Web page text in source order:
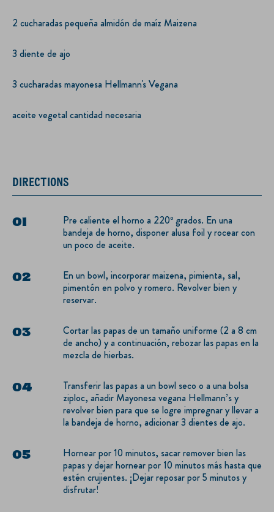
2 cucharadas pequeña almidón de maíz Maizena
3 diente de ajo
3 cucharadas mayonesa Hellmann's Vegana
aceite vegetal cantidad necesaria
DIRECTIONS
Pre caliente el horno a 220º grados. En una
bandeja de horno, disponer alusa foil y rocear con
un poco de aceite.
En un bowl, incorporar maizena, pimienta, sal,
pimentón en polvo y romero. Revolver bien y
reservar.
Cortar las papas de un tamaño uniforme (2 a 8 cm
de ancho) y a continuación, rebozar las papas en la
mezcla de hierbas.
Transferir las papas a un bowl seco o a una bolsa
ziploc, añadir Mayonesa vegana Hellmann’s y
revolver bien para que se logre impregnar y llevar a
la bandeja de horno, adicionar 3 dientes de ajo.
Hornear por 10 minutos, sacar remover bien las
papas y dejar hornear por 10 minutos más hasta que
estén crujientes. ¡Dejar reposar por 5 minutos y
disfrutar!